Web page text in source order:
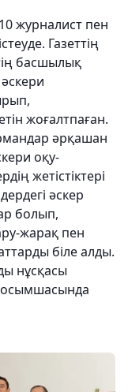
журналист пен
Газеттің
басшылық
жоғалтпаған.
әрқашан
оқу-
жетістіктері
әскер
болып,
жарақ пен
біле алды.
нұсқасы